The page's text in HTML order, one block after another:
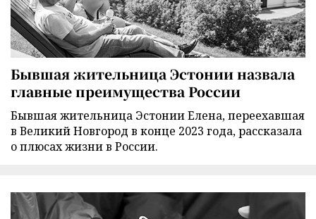
Бывшая жительница Эстонии назвала
главные преимущества России
Бывшая жительница Эстонии Елена, переехавшая
в Великий Новгород в конце 2023 года, рассказала
о плюсах жизни в России.